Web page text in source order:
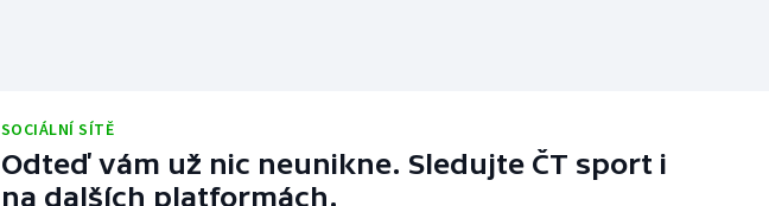
SOCIÁLNÍ SÍTĚ
Odteď vám už nic neunikne. Sledujte ČT sport i
na dalších platformách.